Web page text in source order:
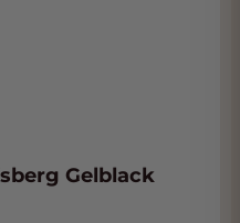
Gelblack